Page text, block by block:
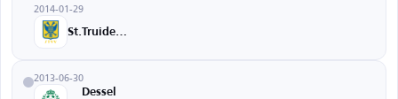
2014-01-29
2013-06-30
Dessel